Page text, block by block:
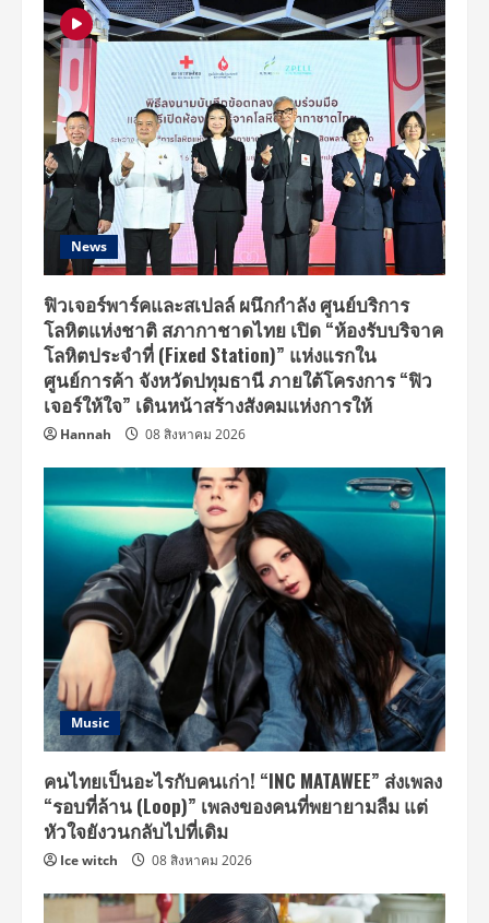
News
ฟิวเจอร์พาร์คและสเปลล์ ผนึกกำลัง ศูนย์บริการ
โลหิตแห่งชาติ สภากาชาดไทย เปิด “ห้องรับบริจาค
โลหิตประจำที่ (Fixed Station)” แห่งแรกใน
ศูนย์การค้า จังหวัดปทุมธานี ภายใต้โครงการ “ฟิว
เจอร์ให้ใจ” เดินหน้าสร้างสังคมแห่งการให้
Hannah 08 สิงหาคม 2026
Music
คนไทยเป็นอะไรกับคนเก่า! “INC MATAWEE” ส่งเพลง
“รอบที่ล้าน (Loop)” เพลงของคนที่พยายามลืม แต่
หัวใจยังวนกลับไปที่เดิม
Ice witch 08 สิงหาคม 2026